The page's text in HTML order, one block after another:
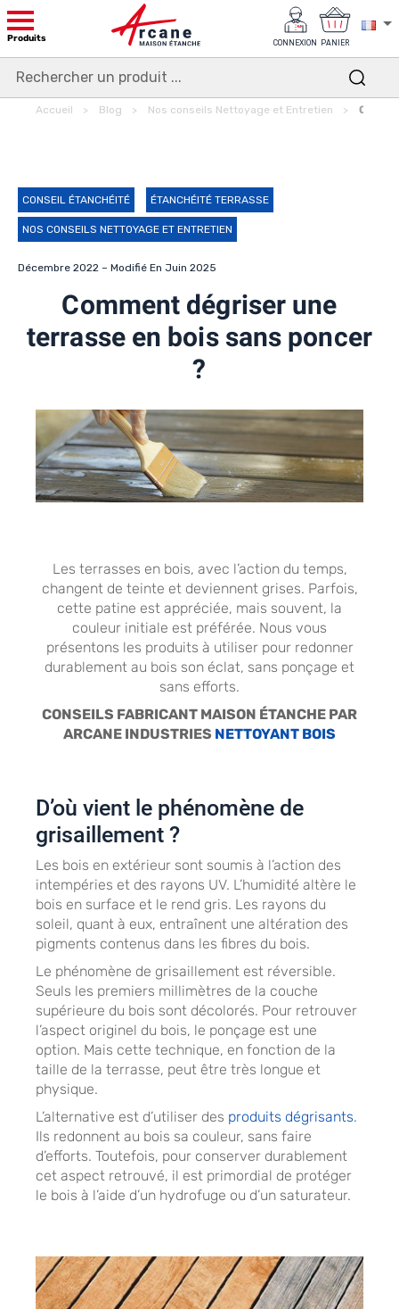
Produits CONNEXION PANIER
Accueil Blog Nos conseils Nettoyage et Entretien
CONSEIL ÉTANCHÉITÉ ÉTANCHÉITÉ TERRASSE
NOS CONSEILS NETTOYAGE ET ENTRETIEN
Décembre 2022 – Modifié En Juin 2025
Comment dégriser une
terrasse en bois sans poncer
?
Les terrasses en bois, avec l’action du temps,
changent de teinte et deviennent grises. Parfois,
cette patine est appréciée, mais souvent, la
couleur initiale est préférée. Nous vous
présentons les produits à utiliser pour redonner
durablement au bois son éclat, sans ponçage et
sans efforts.
CONSEILS FABRICANT MAISON ÉTANCHE PAR
ARCANE INDUSTRIES NETTOYANT BOIS
D’où vient le phénomène de
grisaillement ?
Les bois en extérieur sont soumis à l’action des
intempéries et des rayons UV. L’humidité altère le
bois en surface et le rend gris. Les rayons du
soleil, quant à eux, entraînent une altération des
pigments contenus dans les fibres du bois.
Le phénomène de grisaillement est réversible.
Seuls les premiers millimètres de la couche
supérieure du bois sont décolorés. Pour retrouver
l’aspect originel du bois, le ponçage est une
option. Mais cette technique, en fonction de la
taille de la terrasse, peut être très longue et
physique.
L’alternative est d’utiliser des produits dégrisants.
Ils redonnent au bois sa couleur, sans faire
d’efforts. Toutefois, pour conserver durablement
cet aspect retrouvé, il est primordial de protéger
le bois à l’aide d’un hydrofuge ou d’un saturateur.